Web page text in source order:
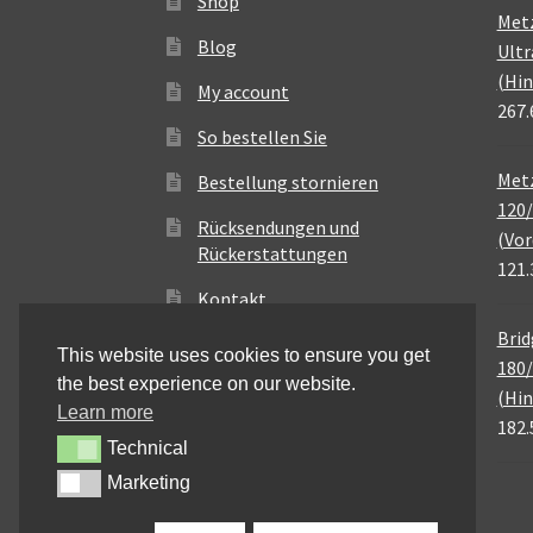
Blog
My account
So bestellen Sie
Bestellung stornieren
Rücksendungen und
Rückerstattungen
Kontakt
This website uses cookies to ensure you get
the best experience on our website.
Learn more
TechnicalTechnical
MarketingMarketing